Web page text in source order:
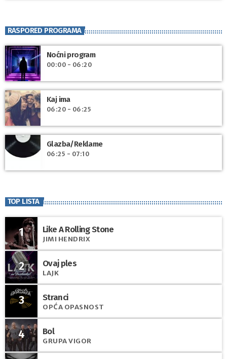
RASPORED PROGRAMA
Noćni program
00:00 - 06:20
Kaj ima
06:20 - 06:25
Glazba/Reklame
06:25 - 07:10
TOP LISTA
1 Like A Rolling Stone
JIMI HENDRIX
2 Ovaj ples
LAJK
3 Stranci
OPĆA OPASNOST
4 Bol
GRUPA VIGOR